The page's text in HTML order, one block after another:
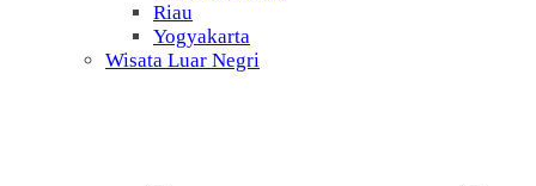
Riau
Yogyakarta
Wisata Luar Negri